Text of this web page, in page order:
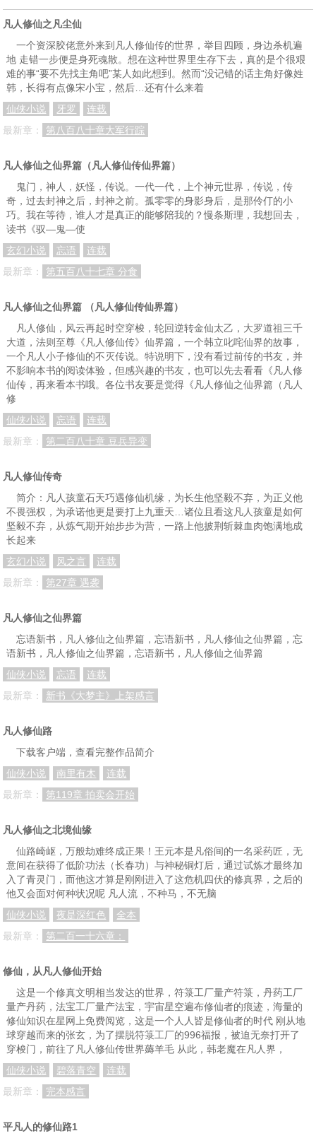
凡人修仙之凡尘仙
一个资深胶佬意外来到凡人修仙传的世界，举目四顾，身边杀机遍
地 走错一步便是身死魂散。想在这种世界里生存下去，真的是个很艰
难的事“要不先找主角吧”某人如此想到。然而“没记错的话主角好像姓
韩，长得有点像宋小宝，然后…还有什么来着
仙侠小说
牙罗
连载
最新章：
第八百八十章大军行踪
凡人修仙之仙界篇（凡人修仙传仙界篇）
鬼门，神人，妖怪，传说。一代一代，上个神元世界，传说，传
奇，过去封神之后，封神之前。孤零零的身影身后，是那伶仃的小
巧。我在等待，谁人才是真正的能够陪我的？慢条斯理，我想回去，
读书《驭—鬼—使
玄幻小说
忘语
连载
最新章：
第五百八十七章 分食
凡人修仙之仙界篇 （凡人修仙传仙界篇）
凡人修仙，风云再起时空穿梭，轮回逆转金仙太乙，大罗道祖三千
大道，法则至尊《凡人修仙传》仙界篇，一个韩立叱咤仙界的故事，
一个凡人小子修仙的不灭传说。特说明下，没有看过前传的书友，并
不影响本书的阅读体验，但感兴趣的书友，也可以先去看看《凡人修
仙传，再来看本书哦。各位书友要是觉得《凡人修仙之仙界篇（凡人
修
仙侠小说
忘语
连载
最新章：
第二百八十章 豆兵异变
凡人修仙传奇
筒介：凡人孩童石天巧遇修仙机缘，为长生他坚毅不弃，为正义他
不畏强权，为承诺他更是要打上九重天…诸位且看这凡人孩童是如何
坚毅不弃，从炼气期开始步步为营，一路上他披荆斩棘血肉饱满地成
长起来
玄幻小说
风之言
连载
最新章：
第27章 遇袭
凡人修仙之仙界篇
忘语新书，凡人修仙之仙界篇，忘语新书，凡人修仙之仙界篇，忘
语新书，凡人修仙之仙界篇，忘语新书，凡人修仙之仙界篇
仙侠小说
忘语
连载
最新章：
新书《大梦主》上架感言
凡人修仙路
下载客户端，查看完整作品简介
仙侠小说
南里有木
连载
最新章：
第119章 拍卖会开始
凡人修仙之北境仙缘
仙路崎岖，万般劫难终成正果！王元本是凡俗间的一名采药匠，无
意间在获得了低阶功法（长春功）与神秘铜灯后，通过试炼才最终加
入了青灵门，而他这才算是刚刚进入了这危机四伏的修真界，之后的
他又会面对何种状况呢 凡人流，不种马，不无脑
仙侠小说
夜是深红色
全本
最新章：
第二百一十六章：
修仙，从凡人修仙开始
这是一个修真文明相当发达的世界，符箓工厂量产符箓，丹药工厂
量产丹药，法宝工厂量产法宝，宇宙星空遍布修仙者的痕迹，海量的
修仙知识在星网上免费阅览，这是一个人人皆是修仙者的时代 刚从地
球穿越而来的张玄，为了摆脱符箓工厂的996福报，被迫无奈打开了
穿梭门，前往了凡人修仙传世界薅羊毛 从此，韩老魔在凡人界，
仙侠小说
碧落青空
连载
最新章：
完本感言
平凡人的修仙路1